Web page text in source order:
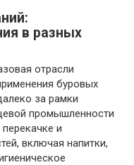
в разных
отрасли
буровых
за рамки
промышленности
и
включая напитки,